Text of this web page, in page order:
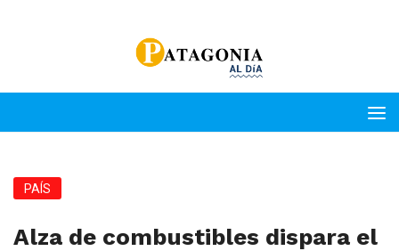
PAÍS
Alza de combustibles dispara el